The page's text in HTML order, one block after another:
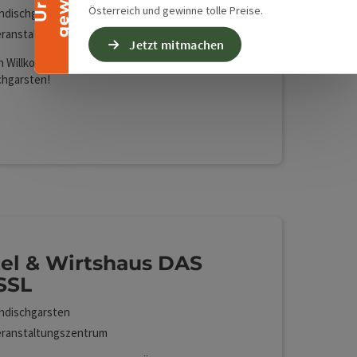
Österreich und gewinne tolle Preise.
Jetzt mitmachen
Willkommen im Evangelischen Freizeitheim in
(kostenlos)
& Wirtshaus DAS